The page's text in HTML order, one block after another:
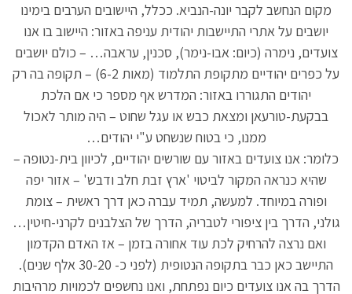
מקום הנחשב לקבר יונה-הנביא. ככלל, היישובים הערבים בימינו
יושבים על אתרי התיישבות יהודית עניפה באזור: היישוב בו אנו
צועדים, נימרה (כיום: אבו-נימר), סכנין, עראבה… – כולם יושבים
על כפרים יהודיים מתקופת התלמוד (מאות 6-2) – תקופה בה רק
יהודים התגוררו באזור: המדרש אף מספר כי אם הלכת
בבקעת-טורעאן ומצאת כבש או עגל שחוט – היה מותר לאכול
ממנו, כי בטוח שנשחט ע"י יהודים…
כלומר: אנו צועדים באזור עם שורשים יהודיים, לכיוון בית-נטופה –
שהיא כנראה המקור לביטוי 'ארץ זבת חלב ודבש' – אזור יפה
ופורה במיוחד. למעשה, תמיד עברה כאן דרך ראשית – צומת
גולני, הדרך בין ציפורי לטבריה, הדרך של הצלבנים לקרני-חיטין…
ואם נרצה להרחיק לכת עוד אחורה בזמן – אז האדם הקדמון
התיישב כאן כבר בתקופה הנטופית (לפני כ- 30-20 אלף שנים).
הדרך בה אנו צועדים כיום נפתחת, ואנו נחשפים לכמויות מרהיבות